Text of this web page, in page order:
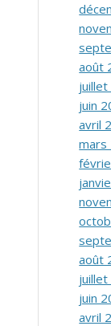
août
juillet
juin
avril
mars
août
juin
avril